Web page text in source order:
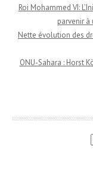
Roi Mohammed VI:
parvenir à
Nette évolution des
ONU-Sahara : Horst